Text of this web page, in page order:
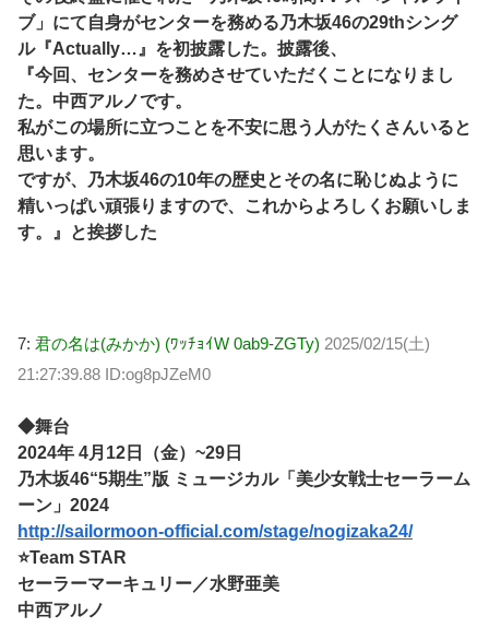
ブ」にて自身がセンターを務める乃木坂46の29thシング
ル『Actually…』を初披露した。披露後、
『今回、センターを務めさせていただくことになりまし
た。中西アルノです。
私がこの場所に立つことを不安に思う人がたくさんいると
思います。
ですが、乃木坂46の10年の歴史とその名に恥じぬように
精いっぱい頑張りますので、これからよろしくお願いしま
す。』と挨拶した
7: 君の名は(みかか) (ﾜｯﾁｮｲW 0ab9-ZGTy) 2025/02/15(土)
21:27:39.88 ID:og8pJZeM0
◆舞台
2024年 4月12日（金）~29日
乃木坂46“5期生”版 ミュージカル「美少女戦士セーラーム
ーン」2024
http://sailormoon-official.com/stage/nogizaka24/
⭐Team STAR
セーラーマーキュリー／水野亜美
中西アルノ